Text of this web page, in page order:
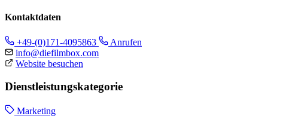
Kontaktdaten
+49-(0)171-4095863
Anrufen
info@diefilmbox.com
Website besuchen
Dienstleistungskategorie
Marketing